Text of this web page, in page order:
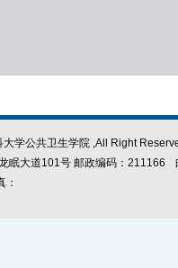
学公共卫生学院 ,All Right
眠大道101号 邮政编码：211166
：